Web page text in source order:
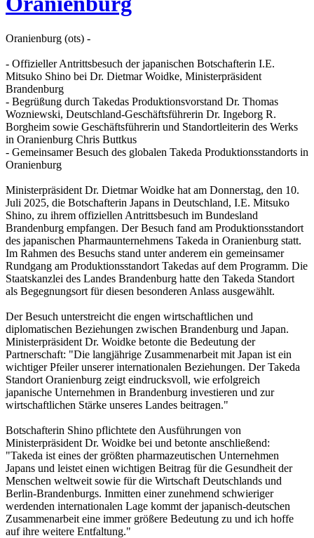
Oranienburg (ots) -
- Offizieller Antrittsbesuch der japanischen Botschafterin I.E.
Mitsuko Shino bei Dr. Dietmar Woidke, Ministerpräsident
Brandenburg
- Begrüßung durch Takedas Produktionsvorstand Dr. Thomas
Wozniewski, Deutschland-Geschäftsführerin Dr. Ingeborg R.
Borgheim sowie Geschäftsführerin und Standortleiterin des Werks
in Oranienburg Chris Buttkus
- Gemeinsamer Besuch des globalen Takeda Produktionsstandorts in
Oranienburg
Ministerpräsident Dr. Dietmar Woidke hat am Donnerstag, den 10.
Juli 2025, die Botschafterin Japans in Deutschland, I.E. Mitsuko
Shino, zu ihrem offiziellen Antrittsbesuch im Bundesland
Brandenburg empfangen. Der Besuch fand am Produktionsstandort
des japanischen Pharmaunternehmens Takeda in Oranienburg statt.
Im Rahmen des Besuchs stand unter anderem ein gemeinsamer
Rundgang am Produktionsstandort Takedas auf dem Programm. Die
Staatskanzlei des Landes Brandenburg hatte den Takeda Standort
als Begegnungsort für diesen besonderen Anlass ausgewählt.
Der Besuch unterstreicht die engen wirtschaftlichen und
diplomatischen Beziehungen zwischen Brandenburg und Japan.
Ministerpräsident Dr. Woidke betonte die Bedeutung der
Partnerschaft: "Die langjährige Zusammenarbeit mit Japan ist ein
wichtiger Pfeiler unserer internationalen Beziehungen. Der Takeda
Standort Oranienburg zeigt eindrucksvoll, wie erfolgreich
japanische Unternehmen in Brandenburg investieren und zur
wirtschaftlichen Stärke unseres Landes beitragen."
Botschafterin Shino pflichtete den Ausführungen von
Ministerpräsident Dr. Woidke bei und betonte anschließend:
"Takeda ist eines der größten pharmazeutischen Unternehmen
Japans und leistet einen wichtigen Beitrag für die Gesundheit der
Menschen weltweit sowie für die Wirtschaft Deutschlands und
Berlin-Brandenburgs. Inmitten einer zunehmend schwieriger
werdenden internationalen Lage kommt der japanisch-deutschen
Zusammenarbeit eine immer größere Bedeutung zu und ich hoffe
auf ihre weitere Entfaltung."